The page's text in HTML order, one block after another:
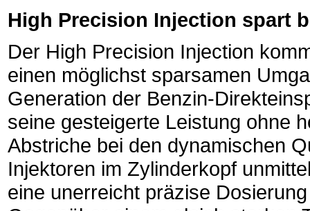
High Precision Injection spart
Der High Precision Injection
einen möglichst sparsamen
Generation der Benzin-
seine gesteigerte Leistung ohne
Abstriche bei den dynamischen
Injektoren im Zylinderkopf
eine unerreicht präzise